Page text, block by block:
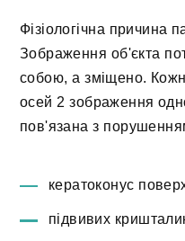
Фізіологічна причина
Зображення об'єкта
собою, а зміщено.
осей 2 зображення
пов'язана з
кератоконус
підвивих